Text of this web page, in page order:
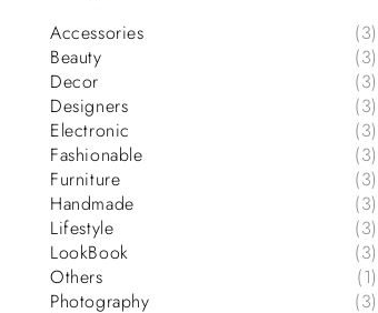
Accessories
(3)
Beauty
(3)
Decor
(3)
Designers
(3)
Electronic
(3)
Fashionable
(3)
Furniture
(3)
Handmade
(3)
Lifestyle
(3)
LookBook
(3)
Others
(1)
Photography
(3)